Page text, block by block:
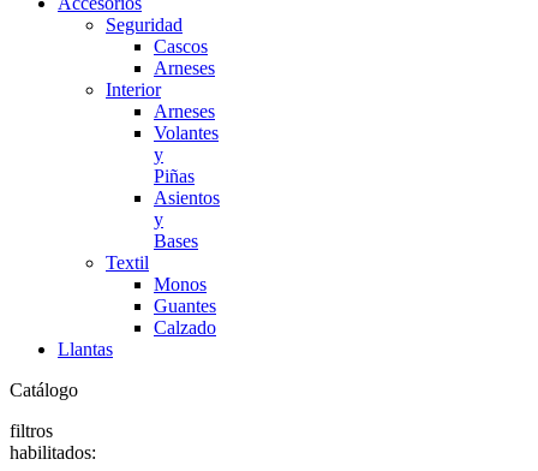
Seguridad
Cascos
Arneses
Interior
Arneses
Volantes
y
Piñas
Asientos
y
Bases
Textil
Monos
Guantes
Calzado
Llantas
Catálogo
filtros
habilitados: